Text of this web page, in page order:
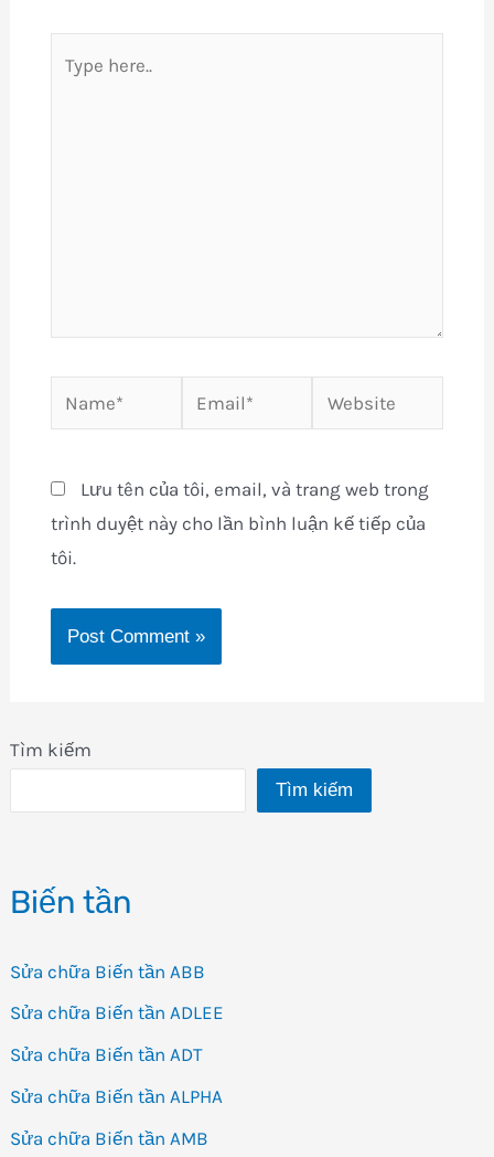
Tìm kiếm
Tìm kiếm
Biến tần
Sửa chữa Biến tần ABB
Sửa chữa Biến tần ADLEE
Sửa chữa Biến tần ADT
Sửa chữa Biến tần ALPHA
Sửa chữa Biến tần AMB
here..
Name* Email* Website
Lưu tên của tôi, email, và trang web trong
trình duyệt này cho lần bình luận kế tiếp của
tôi.